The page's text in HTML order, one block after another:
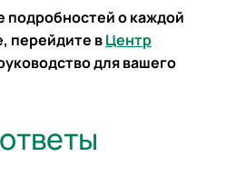
подробностей о каждой
перейдите вЦентр
для вашего